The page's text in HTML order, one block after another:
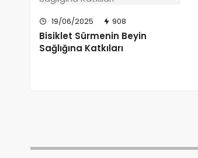
19/06/2025 908
Bisiklet Sürmenin Beyin
Sağlığına Katkıları